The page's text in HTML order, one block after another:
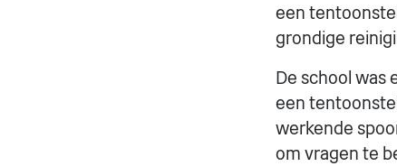
een
grondige
De school was
een
werkende
om vragen te